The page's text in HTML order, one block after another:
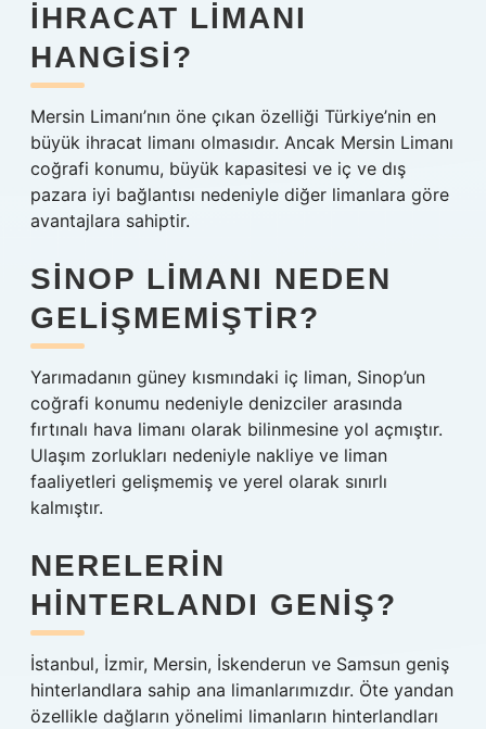
IHRACAT LIMANI
HANGISI?
Mersin Limanı’nın öne çıkan özelliği Türkiye’nin en
büyük ihracat limanı olmasıdır. Ancak Mersin Limanı
coğrafi konumu, büyük kapasitesi ve iç ve dış
pazara iyi bağlantısı nedeniyle diğer limanlara göre
avantajlara sahiptir.
SINOP LIMANI NEDEN
GELIŞMEMIŞTIR?
Yarımadanın güney kısmındaki iç liman, Sinop’un
coğrafi konumu nedeniyle denizciler arasında
fırtınalı hava limanı olarak bilinmesine yol açmıştır.
Ulaşım zorlukları nedeniyle nakliye ve liman
faaliyetleri gelişmemiş ve yerel olarak sınırlı
kalmıştır.
NERELERIN
HINTERLANDI GENIŞ?
İstanbul, İzmir, Mersin, İskenderun ve Samsun geniş
hinterlandlara sahip ana limanlarımızdır. Öte yandan
özellikle dağların yönelimi limanların hinterlandları